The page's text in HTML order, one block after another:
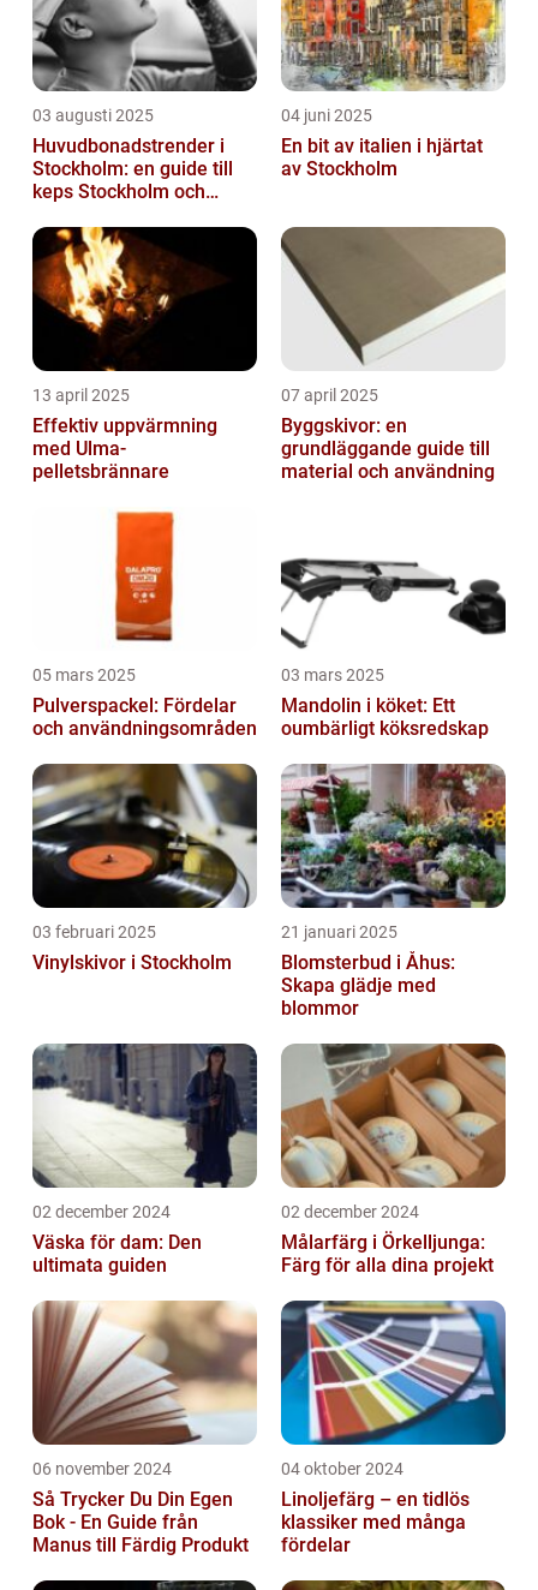
03 augusti 2025
Huvudbonadstrender i
Stockholm: en guide till
keps Stockholm och
04 juni 2025
En bit av italien i hjärtat
av Stockholm
13 april 2025
Effektiv uppvärmning
med Ulma-
pelletsbrännare
07 april 2025
Byggskivor: en
grundläggande guide till
material och användning
05 mars 2025
Pulverspackel: Fördelar
och användningsområden
03 mars 2025
Mandolin i köket: Ett
oumbärligt köksredskap
03 februari 2025
Vinylskivor i Stockholm
21 januari 2025
Blomsterbud i Åhus:
Skapa glädje med
blommor
02 december 2024
Väska för dam: Den
ultimata guiden
02 december 2024
Målarfärg i Örkelljunga:
Färg för alla dina projekt
06 november 2024
Så Trycker Du Din Egen
Bok - En Guide från
Manus till Färdig Produkt
04 oktober 2024
Linoljefärg – en tidlös
klassiker med många
fördelar